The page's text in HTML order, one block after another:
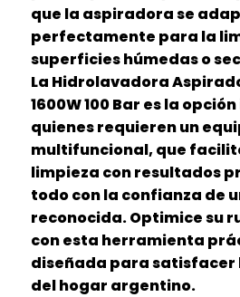
que la aspiradora se
perfectamente para la
superficies húmedas o
La Hidrolavadora
1600W 100 Bar es la
quienes requieren un
multifuncional, que
limpieza con resultados
todo con la confianza de
reconocida. Optimice su
con esta herramienta
diseñada para satisfacer
del hogar argentino.